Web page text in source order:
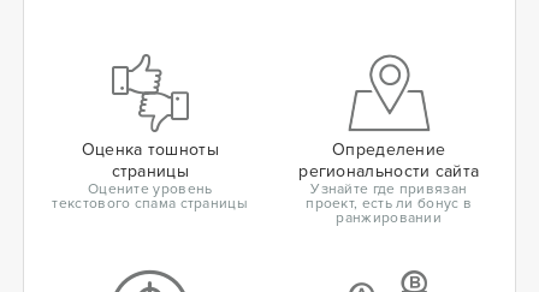
Оценка тошноты
страницы
Оцените уровень
текстового спама страницы
Определение
региональности сайта
Узнайте где привязан
проект, есть ли бонус в
ранжировании